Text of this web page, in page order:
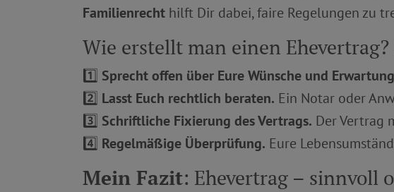
Familienrecht hilft Dir dabei, faire Regelungen zu
Wie erstellt man einen
1️⃣ Sprecht offen über Eure Wünsche und
2️⃣ Lasst Euch rechtlich beraten. Ein Notar oder
3️⃣ Schriftliche Fixierung des Vertrags. Der Vertrag
4️⃣ Regelmäßige Überprüfung. Eure
Mein Fazit: Ehevertrag – sinnvoll